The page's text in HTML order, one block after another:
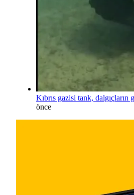
Kıbrıs gazisi tank, dalgıçların
önce